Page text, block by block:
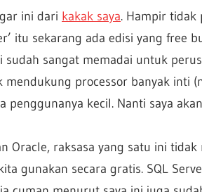
ini dari kakak saya. Hampir tidak
itu sekarang ada edisi yang free
sangat memadai untuk
processor banyak inti
kecil. Nanti saya
Oracle, raksasa yang satu ini
gunakan secara gratis. SQL